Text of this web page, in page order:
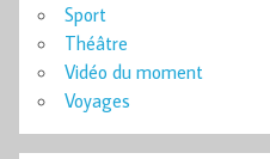
Sport
Théâtre
Vidéo du moment
Voyages